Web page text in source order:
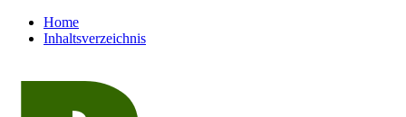
Home
Inhaltsverzeichnis